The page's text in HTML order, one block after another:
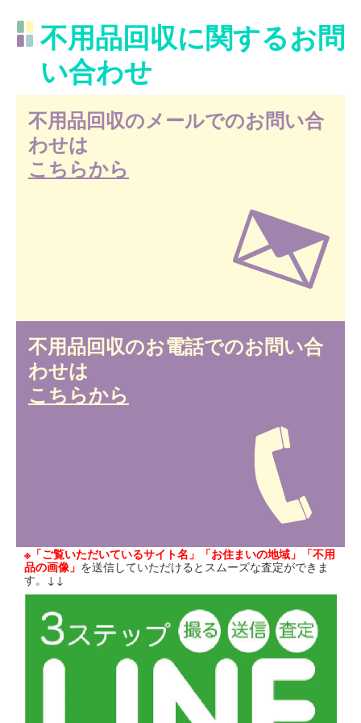
不用品回収に関するお問
い合わせ
不用品回収のメールでのお問い合
わせは
こちらから
不用品回収のお電話でのお問い合
わせは
こちらから
※「ご覧いただいているサイト名」「お住まいの地域」「不用
品の画像」 を送信していただけるとスムーズな査定ができま
す。↓↓